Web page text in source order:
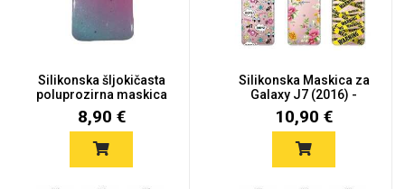
Silikonska šljokičasta
poluprozirna maskica
za...
8,90 €
Silikonska Maskica za
Galaxy J7 (2016) -
Šaren...
10,90 €